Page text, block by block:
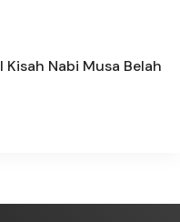
Kisah Nabi Musa Belah